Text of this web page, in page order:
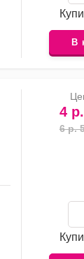
В
4
6 р.